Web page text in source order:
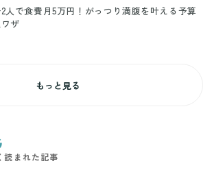
人で食費月5万円！がっつり満腹を叶える予算
ザ
もっと見る
読まれた記事